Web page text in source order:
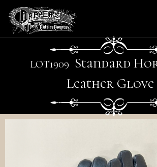
LOT1909 Standard
Leather Glove